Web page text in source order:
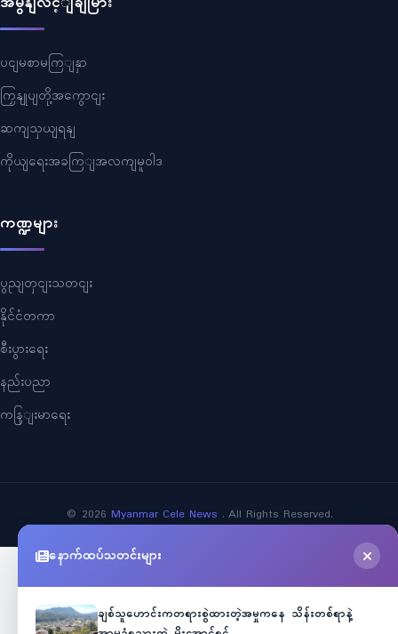
ပငျမစာမကြျနှာ
ကြှနျုပျတို့အကွောငျး
ဆကျသှယျရနျ
ကိုယျရေးအခကြျအလကျမူဝါဒ
ကဏ္ဍများ
ပွညျတှငျးသတငျး
နိုင်ငံတကာ
စီးပွားရေး
နည်းပညာ
ကနြျးမာရေး
© 2026 Myanmar Cele News . All Rights Reserved.
နောက်ထပ်သတင်းများ
ချစ်သူဟောင်းကတရားစွဲထားတဲ့အမှုကနေ သိန်းတစ်ရာနဲ့